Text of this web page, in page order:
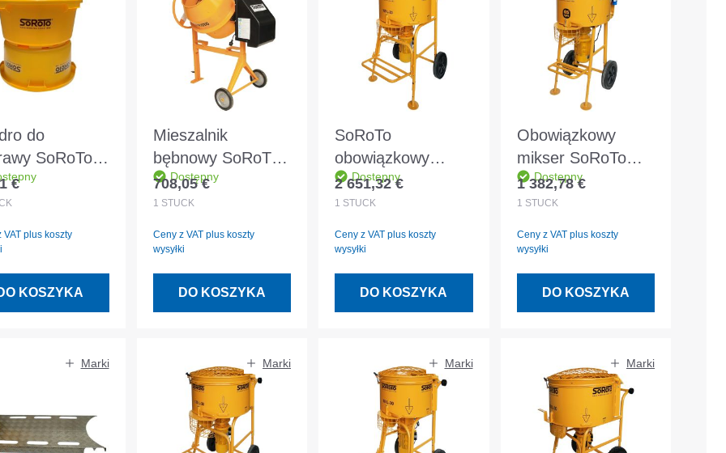
do
SoRoTo
55 litrów
regularna:
€
VAT plus koszty
KOSZYKA
Mieszalnik
bębnowy SoRoTo
100LDostępny
Cena regularna:
708,05 €
1 STÜCK
Ceny z VAT plus koszty
wysyłki
DO KOSZYKA
SoRoTo
obowiązkowy
mikser 100L
Dostępny
Cena regularna:
2 651,32 €
1 STÜCK
Ceny z VAT plus koszty
wysyłki
DO KOSZYKA
Obowiązkowy
mikser SoRoTo
65LDostępny
Cena regularna:
1 382,78 €
1 STÜCK
Ceny z VAT plus koszty
wysyłki
DO KOSZYKA
Marki Marki Marki Marki